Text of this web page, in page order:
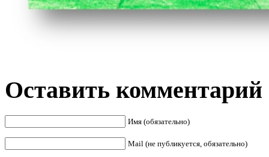
Оставить комментарий
Имя (обязательно)
Mail (не публикуется, обязательно)